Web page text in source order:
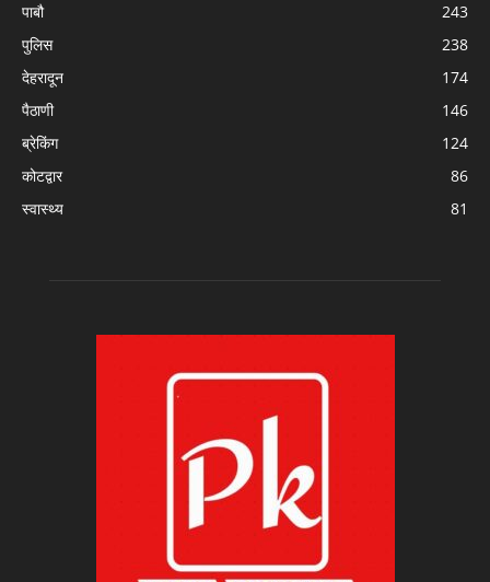
पाबौ
243
पुलिस
238
देहरादून
174
पैठाणी
146
ब्रेकिंग
124
कोटद्वार
86
स्वास्थ्य
81